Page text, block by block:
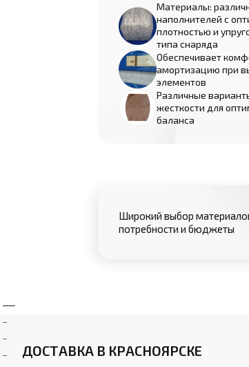
Материалы:
наполнителей с
плотностью и
типа снаряда
Обеспечивает
амортизацию при
элементов
Различные
жесткости для
баланса
Широкий выбор
потребности и бюджеты
ДОСТАВКА В КРАСНОЯРСКЕ